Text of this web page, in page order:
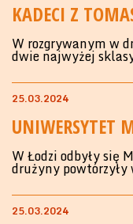
KADECI Z
W rozgrywanym w
dwie najwyżej
25.03.2024
UNIWERSYTET
W Łodzi odbyły się
drużyny
25.03.2024